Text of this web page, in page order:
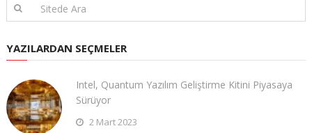
YAZILARDAN SEÇMELER
Intel, Quantum Yazılım Geliştirme Kitini Piyasaya
Sürüyor
2 Mart 2023